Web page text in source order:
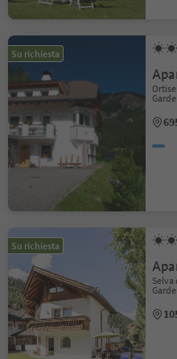
Su richiesta
Su richiesta